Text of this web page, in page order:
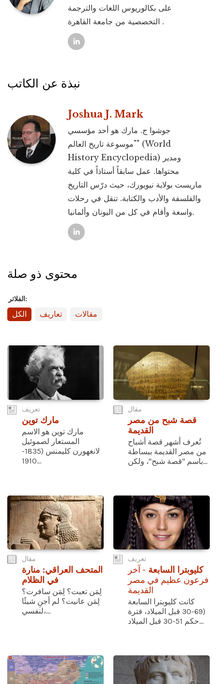
على بكالوريوس اللغات والترجمة
التخصصية من جامعة القاهرة .
نبذة عن الكاتب
Joshua J. Mark
جوشوا ج. مارك هو أحد مؤسسي
"موسوعة تاريخ العالم" (World
History Encyclopedia) ومدير
محتواها. عمل سابقاً أستاذاً في كلية
ماريست بولاية نيويورك، حيث درّس التاريخ
والفلسفة والأدب والكتابة. تنقل في رحلات
واسعة وأقام في كل من اليونان وألمانيا.
محتوى ذو صلة
الفلاتر:
الكل تعاريف مقالات
تعريف
مارك توين
مارك توين هو الاسم
المستعار لصموئيل
لانغهورن كليمنس (1835-
1910...
مقال
قصة شبح من مصر
القديمة
تُعرف أشهر قصة أشباح
من مصر القديمة ببساطة
باسم "قصة شبح"، ولكن...
مقال
المتحف العراقي: منارة
في الظلام
لِمَن تعبت؟ لِمَن سافرت؟
لِمَن عانيت؟ لم أجنِ شيئًا
لنفسي،...
تعريف
كليوبترا السابعة - آخر
فرعون عظيم في مصر
القديمة
كانت كليوبترا السابعة
(69-30 قبل الميلاد، فترة
حكم 51-30 قبل الميلاد...